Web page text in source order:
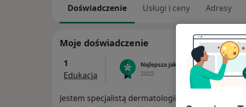
Doświadczenie Usługi i ceny Adresy
Moje doświadczenie
1
Edukacja
Jestem specjalistą dermatologii i wenerologii.